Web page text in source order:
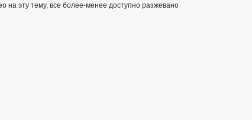
на эту тему, все более-менее доступно разжевано